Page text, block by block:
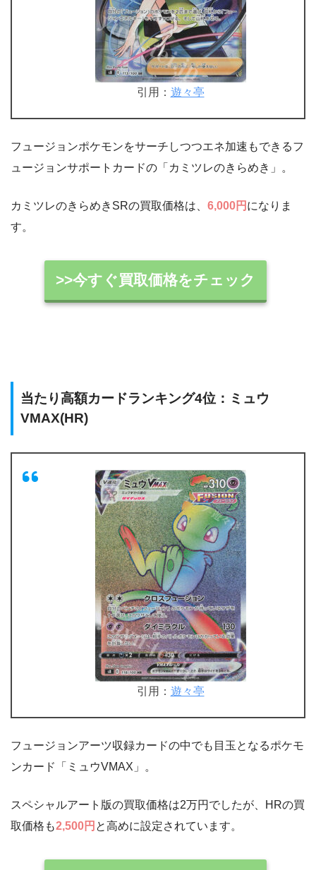
引用： 遊々亭
フュージョンポケモンをサーチしつつエネ加速もできるフ
ュージョンサポートカードの「カミツレのきらめき」。
カミツレのきらめきSRの買取価格は、 6,000円 になりま
す。
>>今すぐ買取価格をチェック
当たり高額カードランキング4位：ミュウ
VMAX(HR)
引用： 遊々亭
フュージョンアーツ収録カードの中でも目玉となるポケモ
ンカード「ミュウVMAX」。
スペシャルアート版の買取価格は2万円でしたが、HRの買
取価格も2,500円 と高めに設定されています。